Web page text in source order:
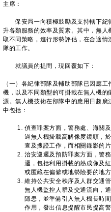
主席：
保安局一向積極鼓勵及支持轄下紀
升各類服務的效率及質素。其中，無
取不同策略，進行形勢評估，在合適
隊的工作。
就議員的提問，現回覆如下：
（一）各紀律部隊及輔助部隊已因應
機，以及不同類型的可掛載在無人機的
源。無人機技術在部隊中的應用日趨
中包括：
偵查罪案方面，警務處、海關
過無人機掛載高解像度鏡頭，
查及搜證工作，而相關錄影的
治安巡邏及預防罪案方面，警
邏，包括利用掛載的熱成像及
或匿藏在偏僻或地勢險要的地方
維持公共安全秩序及人群交通
無人機監控人群及交通流向，
隱患，並準備引入無人機長時
作用，發出信息提醒市民提高警